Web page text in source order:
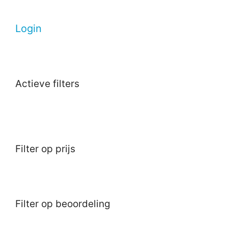
Login
Actieve filters
Filter op prijs
Filter op beoordeling